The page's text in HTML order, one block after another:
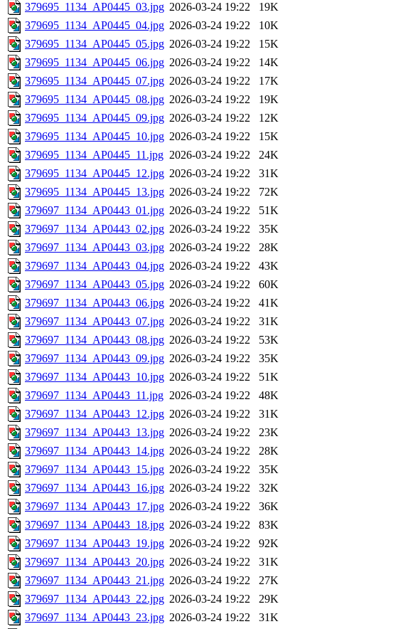
379695_1134_AP0445_03.jpg 2026-03-24 19:22
19K
379695_1134_AP0445_04.jpg 2026-03-24 19:22
10K
379695_1134_AP0445_05.jpg 2026-03-24 19:22
15K
379695_1134_AP0445_06.jpg 2026-03-24 19:22
14K
379695_1134_AP0445_07.jpg 2026-03-24 19:22
17K
379695_1134_AP0445_08.jpg 2026-03-24 19:22
19K
379695_1134_AP0445_09.jpg 2026-03-24 19:22
12K
379695_1134_AP0445_10.jpg 2026-03-24 19:22
15K
379695_1134_AP0445_11.jpg 2026-03-24 19:22
24K
379695_1134_AP0445_12.jpg 2026-03-24 19:22
31K
379695_1134_AP0445_13.jpg 2026-03-24 19:22
72K
379697_1134_AP0443_01.jpg 2026-03-24 19:22
51K
379697_1134_AP0443_02.jpg 2026-03-24 19:22
35K
379697_1134_AP0443_03.jpg 2026-03-24 19:22
28K
379697_1134_AP0443_04.jpg 2026-03-24 19:22
43K
379697_1134_AP0443_05.jpg 2026-03-24 19:22
60K
379697_1134_AP0443_06.jpg 2026-03-24 19:22
41K
379697_1134_AP0443_07.jpg 2026-03-24 19:22
31K
379697_1134_AP0443_08.jpg 2026-03-24 19:22
53K
379697_1134_AP0443_09.jpg 2026-03-24 19:22
35K
379697_1134_AP0443_10.jpg 2026-03-24 19:22
51K
379697_1134_AP0443_11.jpg 2026-03-24 19:22
48K
379697_1134_AP0443_12.jpg 2026-03-24 19:22
31K
379697_1134_AP0443_13.jpg 2026-03-24 19:22
23K
379697_1134_AP0443_14.jpg 2026-03-24 19:22
28K
379697_1134_AP0443_15.jpg 2026-03-24 19:22
35K
379697_1134_AP0443_16.jpg 2026-03-24 19:22
32K
379697_1134_AP0443_17.jpg 2026-03-24 19:22
36K
379697_1134_AP0443_18.jpg 2026-03-24 19:22
83K
379697_1134_AP0443_19.jpg 2026-03-24 19:22
92K
379697_1134_AP0443_20.jpg 2026-03-24 19:22
31K
379697_1134_AP0443_21.jpg 2026-03-24 19:22
27K
379697_1134_AP0443_22.jpg 2026-03-24 19:22
29K
379697_1134_AP0443_23.jpg 2026-03-24 19:22
31K